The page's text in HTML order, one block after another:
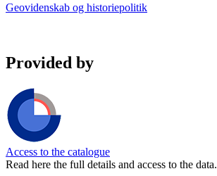
Geovidenskab og historiepolitik
Provided by
Access to the catalogue
Read here the full details and access to the data.